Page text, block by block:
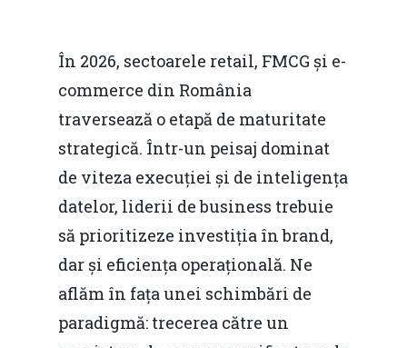
În 2026, sectoarele retail, FMCG și e-
commerce din România
traversează o etapă de maturitate
strategică. Într-un peisaj dominat
de viteza execuției și de inteligența
datelor, liderii de business trebuie
să prioritizeze investiția în brand,
dar și eficiența operațională. Ne
aflăm în fața unei schimbări de
paradigmă: trecerea către un